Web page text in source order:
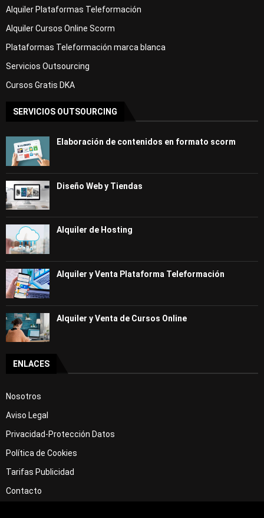
Alquiler Plataformas Teleformación
Alquiler Cursos Online Scorm
Plataformas Teleformación marca blanca
Servicios Outsourcing
Cursos Gratis DKA
SERVICIOS OUTSOURCING
Elaboración de contenidos en formato scorm
Diseño Web y Tiendas
Alquiler de Hosting
Alquiler y Venta Plataforma Teleformación
Alquiler y Venta de Cursos Online
ENLACES
Nosotros
Aviso Legal
Privacidad-Protección Datos
Política de Cookies
Tarifas Publicidad
Contacto